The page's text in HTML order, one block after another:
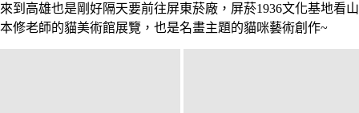
來到高雄也是剛好隔天要前往屏東菸廠，屏菸1936文化基地看山
本修老師的貓美術館展覽，也是名畫主題的貓咪藝術創作~